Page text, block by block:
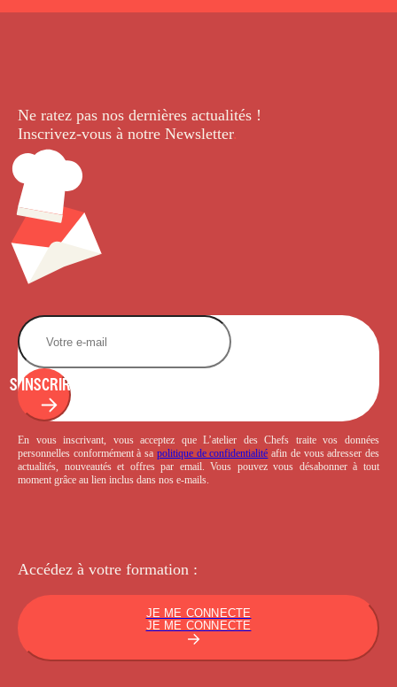
Ne ratez pas nos dernières actualités !
Inscrivez-vous à notre Newsletter.
S'INSCRIRE
En vous inscrivant, vous acceptez que L’atelier des Chefs traite vos données
personnelles conformément à sa politique de confidentialité afin de vous adresser des
actualités, nouveautés et offres par email. Vous pouvez vous désabonner à tout
moment grâce au lien inclus dans nos e-mails.
Accédez à votre formation :
JE ME CONNECTE
JE ME CONNECTE